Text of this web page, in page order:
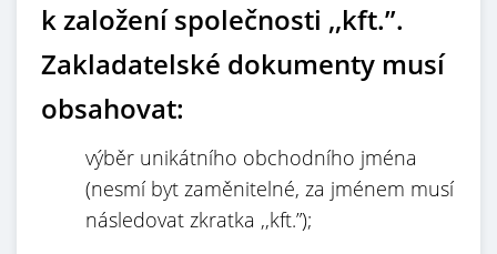
k založení společnosti ,,kft.”.
Zakladatelské dokumenty musí
obsahovat:
výběr unikátního obchodního jména
(nesmí byt zaměnitelné, za jménem musí
následovat zkratka ,,kft.”);